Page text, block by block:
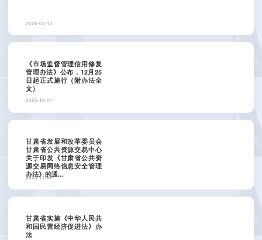
2026-03-13
《市场监督管理信用修复
管理办法》公布，12月25
日起正式施行（附办法全
文）
2025-12-01
甘肃省发展和改革委员会
甘肃省公共资源交易中心
关于印发《甘肃省公共资
源交易网络信息安全管理
办法》的通...
2025-11-28
甘肃省实施《中华人民共
和国民营经济促进法》办
法